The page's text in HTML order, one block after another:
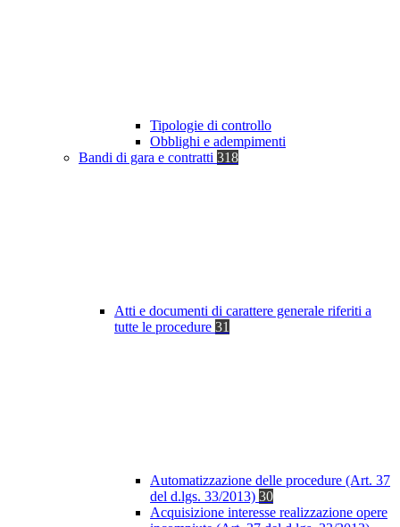
Tipologie di controllo
Obblighi e adempimenti
Bandi di gara e contratti 318
Atti e documenti di carattere generale riferiti a
tutte le procedure 31
Automatizzazione delle procedure (Art. 37
del d.lgs. 33/2013) 30
Acquisizione interesse realizzazione opere